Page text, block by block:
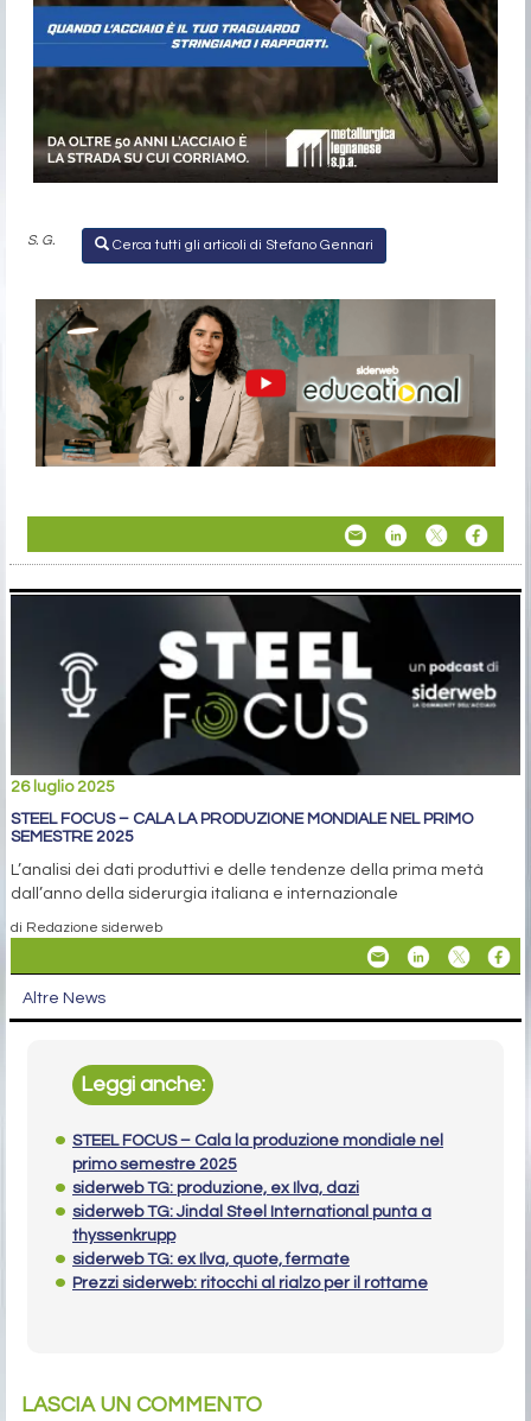
S. G. Cerca tutti gli articoli di Stefano Gennari
26 luglio 2025
STEEL FOCUS – CALA LA PRODUZIONE MONDIALE NEL PRIMO
SEMESTRE 2025
L’analisi dei dati produttivi e delle tendenze della prima metà
dall’anno della siderurgia italiana e internazionale
di Redazione siderweb
Altre News
Leggi anche:
STEEL FOCUS – Cala la produzione mondiale nel
primo semestre 2025
siderweb TG: produzione, ex Ilva, dazi
siderweb TG: Jindal Steel International punta a
thyssenkrupp
siderweb TG: ex Ilva, quote, fermate
Prezzi siderweb: ritocchi al rialzo per il rottame
LASCIA UN COMMENTO